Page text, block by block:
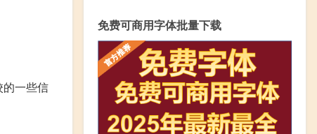
一些信
免费可商用字体批量下载